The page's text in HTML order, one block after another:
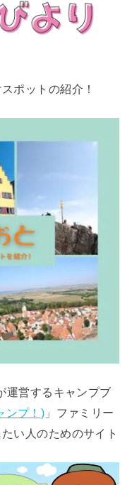
ポットの紹介！
運営するキャンプブ
ンプ！) 」ファミリー
い人のためのサイト